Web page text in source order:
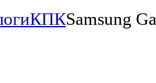
КПКSamsung